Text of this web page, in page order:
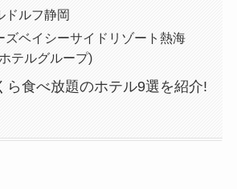
ドルフ静岡
ズベイシーサイドリゾート熱海
テルグループ)
ら食べ放題のホテル9選を紹介!